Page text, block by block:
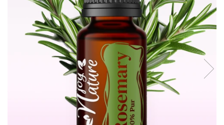
Rose - instrumentul iubirii
Chakrele si Uleiurile Esentiale
Arome tomnatice pentru încălzirea
Uleiul esențial de Ravintsara
Lună plină, bine ai revenit, te simt
Uleiul esenţial de Tămâie